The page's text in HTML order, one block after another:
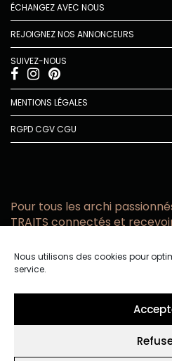
Nous utilisons des cookies pour
service.
ÉCHANGEZ AVEC NOUS
REJOIGNEZ NOS ANNONCEURS
SUIVEZ-NOUS
MENTIONS LÉGALES
RGPDCGVCGU
Pour tous les archi
TRAITS connectés et
email
confidentialité.